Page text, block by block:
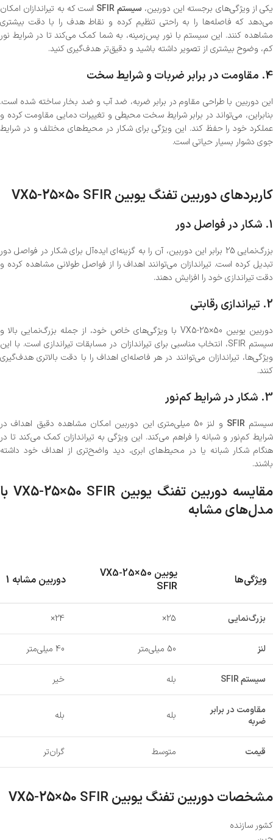
یکی از ویژگی‌های برجسته این دوربین، سیستم SFIR
است که به تیراندازان امکان
می‌دهد که فاصله‌ها را به راحتی تنظیم کرده و نقاط هدف را با دقت بیشتری
مشاهده کنند. این سیستم با نور پس‌زمینه، به شما کمک می‌کند تا در شرایط نور
کم، وضوح بیشتری از تصویر داشته باشید و دقیق‌تر هدف‌گیری کنید.
4. مقاومت در برابر ضربات و شرایط سخت
این دوربین با طراحی مقاوم در برابر ضربه، ضد آب و ضد بخار ساخته شده است.
بنابراین، می‌تواند در برابر شرایط سخت محیطی و تغییرات دمایی مقاومت کرده و
عملکرد خود را حفظ کند. این ویژگی برای شکار در محیط‌های مختلف و در شرایط
جوی دشوار بسیار حیاتی است.
کاربردهای دوربین تفنگ یوبین VX5-25×50 SFIR
1. شکار در فواصل دور
بزرگ‌نمایی 25 برابر این دوربین، آن را به گزینه‌ای ایده‌آل برای شکار در فواصل دور
تبدیل کرده است. تیراندازان می‌توانند اهداف را از فواصل طولانی مشاهده کرده و
دقت تیراندازی خود را افزایش دهند.
2. تیراندازی رقابتی
دوربین یوبین VX5-25×50 با ویژگی‌های خاص خود، از جمله بزرگ‌نمایی بالا و
سیستم SFIR، انتخاب مناسبی برای تیراندازان در مسابقات تیراندازی است. با این
ویژگی‌ها، تیراندازان می‌توانند در هر فاصله‌ای اهداف را با دقت بالاتری هدف‌گیری
کنند.
3. شکار در شرایط کم‌نور
سیستمSFIR
و لنز 50 میلی‌متری این دوربین امکان مشاهده دقیق اهداف در
شرایط کم‌نور و شبانه را فراهم می‌کند. این ویژگی به تیراندازان کمک می‌کند تا در
هنگام شکار شبانه یا در محیط‌های ابری، دید واضح‌تری از اهداف خود داشته
باشند.
مقایسه دوربین تفنگ یوبین VX5-25×50 SFIR با
مدل‌های مشابه
ویژگی‌ها
یوبین VX5-25×50
SFIR
دوربین مشابه 1
بزرگ‌نمایی 25×
24×
لنز 50 میلی‌متر 40 میلی‌متر
سیستم SFIR بله خیر
مقاومت در برابر
ضربه
بله بله
قیمت متوسط گران‌تر
مشخصات دوربین تفنگ یوبین VX5-25×50 SFIR
کشور سازنده